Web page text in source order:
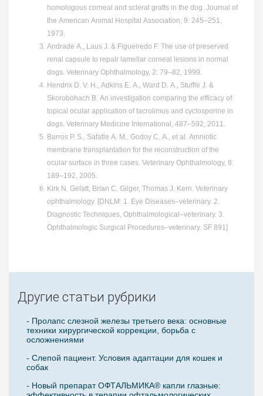
homologous corneal and scleral grafts in the dog. Journal of
the American Animal Hospital Association, 9: 245–251,
1973.
Andrade A., Laus J. & Figueiredo F. The use of preserved
renal capsule to repair lamellar corneal lesions in normal
dogs. Veterinary Ophthalmology, 2: 79–82, 1999.
Hendrix D. V. H., Adkins E. A., Ward D. A., Stuffle J. &
Skorobohach B. An investigation comparing the efficacy of
topical ocular application of tacrolimus and cyclosporine in
dogs. Veterinary Medicine International, 487–592, 2011.
Barros P. S., Safatle A. M., Godoy C. A., et al. Amniotic
membrane transplantation for the reconstruction of the
ocular surface in three cases. Veterinary Ophthalmology, 8:
189–192, 2005.
Kirk N. Gelatt, Brian C. Gilger, Thomas J. Kern. Veterinary
ophthalmology. [DNLM: 1. Eye Diseases–veterinary. 2.
Diagnostic Techniques, Ophthalmological–veterinary. 3.
Ophthalmologic Surgical Procedures–veterinary. SF 891]
Другие статьи рубрики
- Пролапс слезной железы третьего века: основные
техники хирургической коррекции, борьба с
осложнениями
- Слепой пациент. Условия адаптации для кошек и
собак
- Новый препарат ОФТАЛЬМИКА® капли глазные: